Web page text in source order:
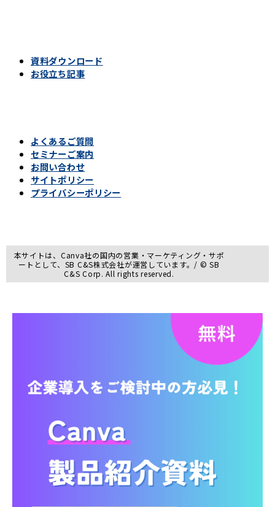
資料ダウンロード
お役立ち記事
よくあるご質問
セミナーご案内
お問い合わせ
サイトポリシー
プライバシーポリシー
本サイトは、Canva社の国内の営業・マーケティング・サポ
ートとして、SB C&S株式会社が運営しています。/ © SB
C&S Corp. All rights reserved.